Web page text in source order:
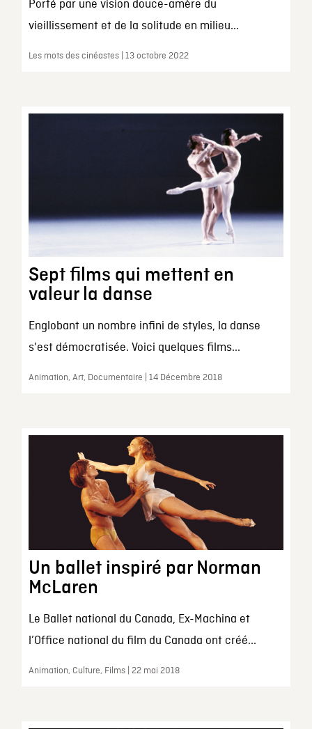
Porté par une vision douce-amère du
vieillissement et de la solitude en milieu...
Les mots des cinéastes | 13 octobre 2022
Sept films qui mettent en
valeur la danse
Englobant un nombre infini de styles, la danse
s'est démocratisée. Voici quelques films...
Animation, Art, Documentaire | 14 Décembre 2018
Un ballet inspiré par Norman
McLaren
Le Ballet national du Canada, Ex-Machina et
l’Office national du film du Canada ont créé...
Animation, Culture, Films | 22 mai 2018